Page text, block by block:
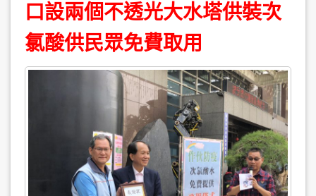
口設兩個不透光大水塔供裝次
氯酸供民眾免費取用